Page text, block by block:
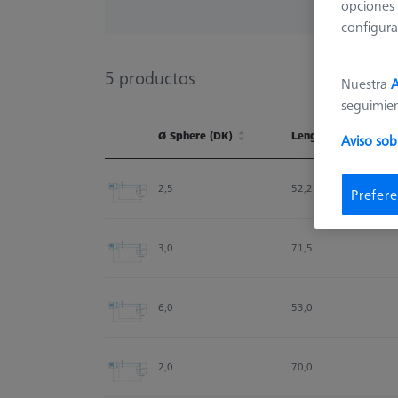
5 productos
Ø Sphere (DK) Length (L)
2,5
52,25
3,0 71,5
6,0 53,0
2,0 70,0
Nuestra
Aviso